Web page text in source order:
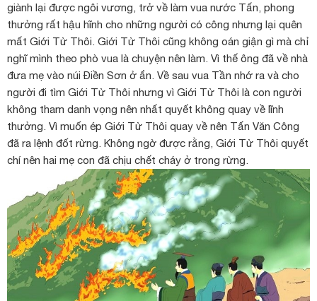
giành lại được ngôi vương, trở về làm vua nước Tấn, phong
thưởng rất hậu hĩnh cho những người có công nhưng lại quên
mất Giới Tử Thôi. Giới Tử Thôi cũng không oán giận gì mà chỉ
nghĩ mình theo phò vua là chuyện nên làm. Vì thế ông đã về nhà
đưa mẹ vào núi Điền Sơn ở ẩn. Về sau vua Tần nhớ ra và cho
người đi tìm Giới Tử Thôi nhưng vì Giới Tử Thôi là con người
không tham danh vọng nên nhất quyết không quay về lĩnh
thưởng. Vì muốn ép Giới Tử Thôi quay về nên Tấn Văn Công
đã ra lệnh đốt rừng. Không ngờ được rằng, Giới Tử Thôi quyết
chí nên hai mẹ con đã chịu chết cháy ở trong rừng.